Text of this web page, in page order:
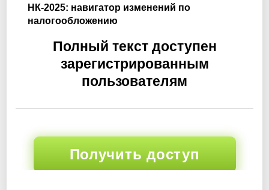
НК-2025: навигатор изменений по
налогообложению
Полный текст доступен
зарегистрированным
пользователям
Получить доступ